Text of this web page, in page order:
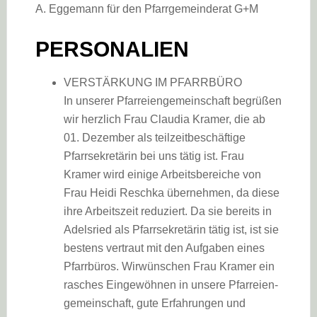
A. Eggemann für den Pfarrgemeinderat G+M
PERSONALIEN
VERSTÄRKUNG IM PFARRBÜRO
In unserer Pfarreiengemeinschaft begrüßen
wir herzlich Frau Claudia Kramer, die ab
01. Dezember als teilzeitbeschäftige
Pfarrsekretärin bei uns tätig ist. Frau
Kramer wird einige Arbeitsbereiche von
Frau Heidi Reschka übernehmen, da diese
ihre Arbeitszeit reduziert. Da sie bereits in
Adelsried als Pfarrsekretärin tätig ist, ist sie
bestens vertraut mit den Aufgaben eines
Pfarrbüros. Wirwünschen Frau Kramer ein
rasches Eingewöhnen in unsere Pfarreien-
gemeinschaft, gute Erfahrungen und